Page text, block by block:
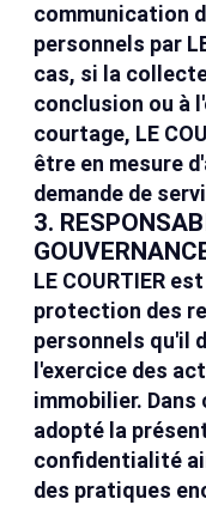
communication
personnels par
cas, si la
conclusion ou à
courtage, LE
être en mesure
demande de
3.
LE COURTIER
protection des
personnels qu'il
l'exercice des
immobilier. Dans
adopté la
confidentialité
des pratiques